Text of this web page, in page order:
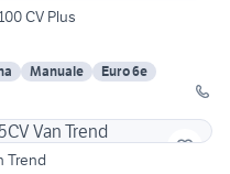
CV Plus
Manuale
Euro 6e
Trend